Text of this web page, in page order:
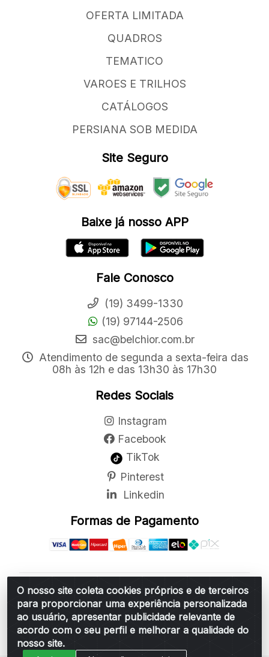
O nosso site coleta cookies próprios e de terceiros
para proporcionar uma experiência personalizada
ao usuário, apresentar publicidade relevante de
acordo com o seu perfil e melhorar a qualidade do
nosso site.
OFERTA LIMITADA
QUADROS
TEMATICO
VAROES E TRILHOS
CATÁLOGOS
PERSIANA SOB MEDIDA
Site Seguro
Baixe já nosso APP
Fale Conosco
(19) 3499-1330
(19) 97144-2506
sac@belchior.com.br
Atendimento de segunda a sexta-feira das
08h às 12h e das 13h30 às 17h30
Redes Sociais
Instagram
Facebook
TikTok
Pinterest
Linkedin
Formas de Pagamento
Belchior Cortinas e Acessórios LTDA - R: Rua
Vereador Sérgio Leopoldino Alves, 876 - Santa
Bárbara d'Oeste/SP - CEP 13.456-166 - CNPJ
06.314.073/0001-34